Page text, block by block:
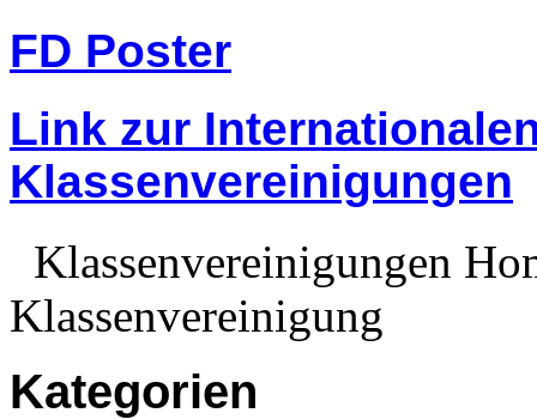
FD Poster
Link zur
Klassenvereinigungen
Klassenvereinigungen
Klassenvereinigung
Kategorien